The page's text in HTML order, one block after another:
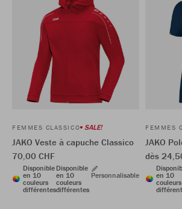
FEMMES CLASSICO SALE!
JAKO Veste à capuche Classico
70,00 CHF
Disponible
en 10
couleurs
différentes
Disponible
en 10
couleurs
différentes
Personnalisable
FEMMES
JAKO
dès
en 10
couleurs